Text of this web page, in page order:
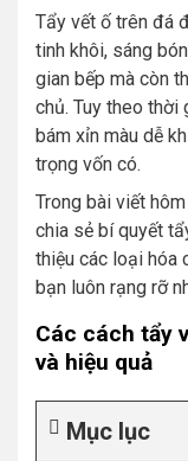
Tẩy vết ố trên đá
tinh khôi, sáng
gian bếp mà còn
chủ. Tuy theo thời
bám xỉn màu dễ
trọng vốn có.
Trong bài viết
chia sẻ bí quyết
thiệu các loại hóa
bạn luôn rạng rỡ
Các cách tẩy
và hiệu quả
Mục lục